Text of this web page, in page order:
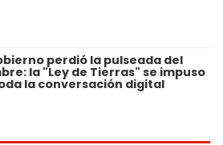
perdió la pulseada del
la "Ley de Tierras" se impuso
la conversación digital